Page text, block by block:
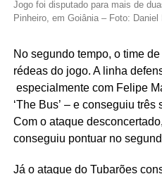
Jogo foi disputado para mais de
Pinheiro, em Goiânia – Foto:
No segundo tempo, o time
rédeas do jogo. A linha
especialmente com Felipe
‘The Bus’ – e conseguiu
Com o ataque
conseguiu pontuar no
Já o ataque do Tubarões